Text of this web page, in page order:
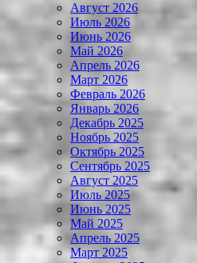
Август 2026
Июль 2026
Июнь 2026
Май 2026
Апрель 2026
Март 2026
Февраль 2026
Январь 2026
Декабрь 2025
Ноябрь 2025
Октябрь 2025
Сентябрь 2025
Август 2025
Июль 2025
Июнь 2025
Май 2025
Апрель 2025
Март 2025